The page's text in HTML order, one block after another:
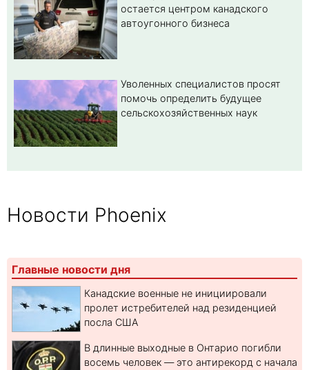
остается центром канадского
автоугонного бизнеса
Уволенных специалистов просят
помочь определить будущее
сельскохозяйственных наук
Новости Phoenix
Главные новости дня
Канадские военные не инициировали
пролет истребителей над резиденцией
посла США
В длинные выходные в Онтарио погибли
восемь человек — это антирекорд с начала